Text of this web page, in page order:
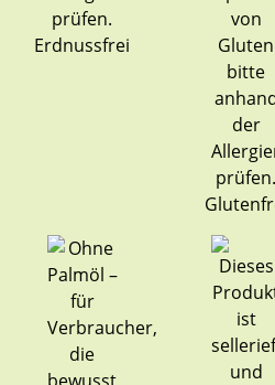
Erdnussfrei